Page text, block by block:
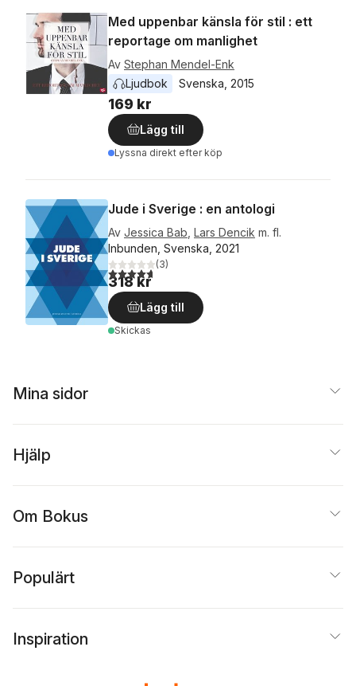
Med uppenbar känsla för stil : ett
reportage om manlighet
Av Stephan Mendel-Enk
Ljudbok
Svenska 2015
169 kr
Lägg till
Lyssna direkt efter köp
Jude i Sverige : en antologi
Av Jessica Bab Lars Dencik m. fl.
Inbunden, Svenska, 2021
4,7utav 5 stjärnor. Totalt antal röster:
(3)
318 kr
Lägg till
Skickas
Mina sidor
Hjälp
Om Bokus
Populärt
Inspiration